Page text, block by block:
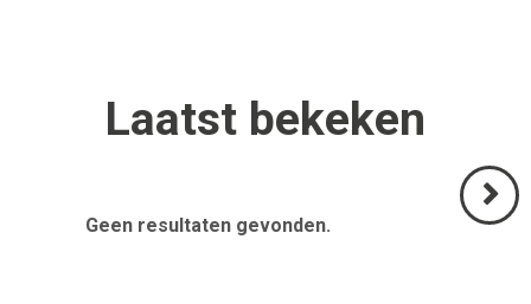
Laatst bekeken
Geen resultaten gevonden.